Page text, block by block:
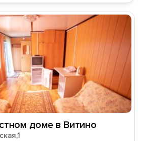
доме в Витино